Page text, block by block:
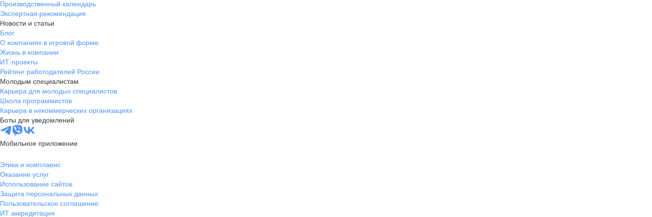
Производственный календарь
Экспертная рекомендация
Новости и статьи
Блог
О компаниях в игровой форме
Жизнь в компании
ИТ-проекты
Рейтинг работодателей России
Молодым специалистам
Карьера для молодых специалистов
Школа программистов
Карьера в некоммерческих организациях
Боты для уведомлений
Мобильное приложение
Этика и комплаенс
Оказание услуг
Использование сайтов
Защита персональных данных
Пользовательское соглашение
ИТ аккредитация